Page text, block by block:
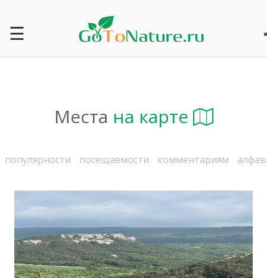
☰
Места на карте
популярности посещаемости комментариям